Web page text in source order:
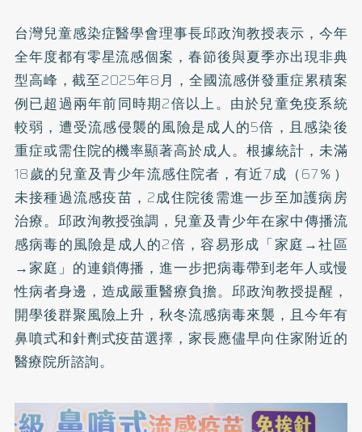
台灣兒童感染症醫學會理事長邱政洵教授表示，今年
全年度都有零星流感個案，春節後與夏季亦出現非典
型高峰，截至2025年8月，全國流感併發重症累積案
例已超過兩年前同時期2倍以上。由於兒童免疫系統
較弱，遭受流感侵襲的風險是成人的5倍，且感染後
重症或需住院的機率顯著高於成人。根據統計，未滿
18歲的兒童及青少年流感住院者，有近7成（67％）
未接種過流感疫苗，2成住院後需進一步至加護病房
治療。邱政洵教授強調，兒童及青少年在家中傳播流
感病毒的風險是成人的2倍，容易形成「家庭→社區
→家庭」的連鎖傳播，進一步把病毒帶到老年人或慢
性病者身邊，造成嚴重醫療負擔。邱政洵教授提醒，
開學後群聚風險上升，秋冬流感病毒來襲，且今年有
鼻噴式和針劑式疫苗選擇，家長應儘早向住家附近的
醫療院所諮詢。